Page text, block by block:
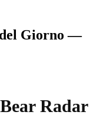
del Giorno —
Radar